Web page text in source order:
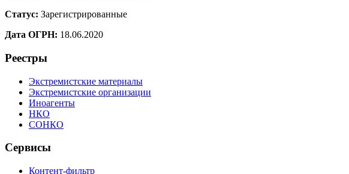
Статус: Зарегистрированные
Дата ОГРН: 18.06.2020
Реестры
Экстремистские материалы
Экстремистские организации
Иноагенты
НКО
СОНКО
Сервисы
Контент-фильтр